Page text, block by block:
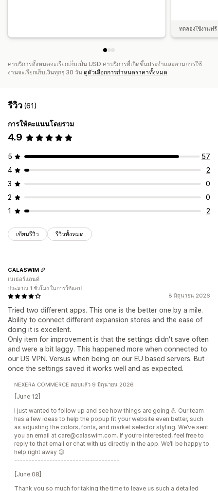
ทดลองใช้งานฟ
ค่าบริการทั้งหมดจะเรียกเก็บเป็น USD ค่าบริการที่เกิดขึ้นประจำและตามการใช้
งานจะเรียกเก็บเงินทุกๆ 30 วัน ดูตัวเลือกการกำหนดราคาทั้งหมด
รีวิว (61)
การให้คะแนนโดยรวม
4.9
5
57
4
2
3
0
2
0
1
2
เขียนรีวิว รีวิวทั้งหมด
8 มิถุนายน 2026
Tried two different apps. This one is the better one by a mile.
Ability to connect different expansion stores and the ease of
doing it is excellent.
Only item for improvement is that the settings didn't save often
and were a bit laggy. This happened more when connected to
our US VPN. Versus when being on our EU based servers. But
once the settings saved it works well and as expected.
CALASWIM
เนเธอร์แลนด์
ประมาณ 1 ชั่วโมง ในการใช้แอป
NEXERA COMMERCE ตอบแล้ว 9 มิถุนายน 2026
[June 12]
I just wanted to follow up and see how things are going 💪 Our team
has a few ideas to help the popup fit your website even better, such
as adjusting the colors, fonts, and market selector styling. We’ve sent
you an email at care@calaswim.com. If you’re interested, feel free to
reply to that email or chat with us directly in the app. We’ll be happy to
help right away 😊
------------------------------------
[June 08]
Thank you so much for taking the time to leave us such a detailed